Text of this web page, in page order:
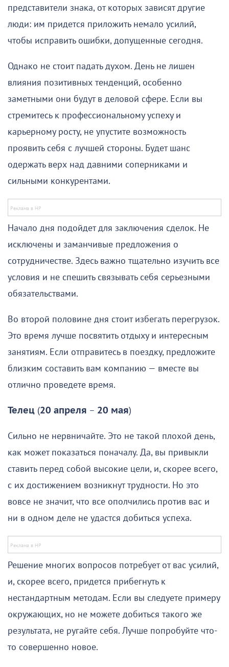
представители знака, от которых зависят другие
люди: им придется приложить немало усилий,
чтобы исправить ошибки, допущенные сегодня.
Однако не стоит падать духом. День не лишен
влияния позитивных тенденций, особенно
заметными они будут в деловой сфере. Если вы
стремитесь к профессиональному успеху и
карьерному росту, не упустите возможность
проявить себя с лучшей стороны. Будет шанс
одержать верх над давними соперниками и
сильными конкурентами.
Начало дня подойдет для заключения сделок. Не
исключены и заманчивые предложения о
сотрудничестве. Здесь важно тщательно изучить все
условия и не спешить связывать себя серьезными
обязательствами.
Во второй половине дня стоит избегать перегрузок.
Это время лучше посвятить отдыху и интересным
занятиям. Если отправитесь в поездку, предложите
близким составить вам компанию — вместе вы
отлично проведете время.
Телец (20 апреля – 20 мая)
Сильно не нервничайте. Это не такой плохой день,
как может показаться поначалу. Да, вы привыкли
ставить перед собой высокие цели, и, скорее всего,
с их достижением возникнут трудности. Но это
вовсе не значит, что все ополчились против вас и
ни в одном деле не удастся добиться успеха.
Решение многих вопросов потребует от вас усилий,
и, скорее всего, придется прибегнуть к
нестандартным методам. Если вы следуете примеру
окружающих, но не можете добиться такого же
результата, не ругайте себя. Лучше попробуйте что-
то совершенно новое.